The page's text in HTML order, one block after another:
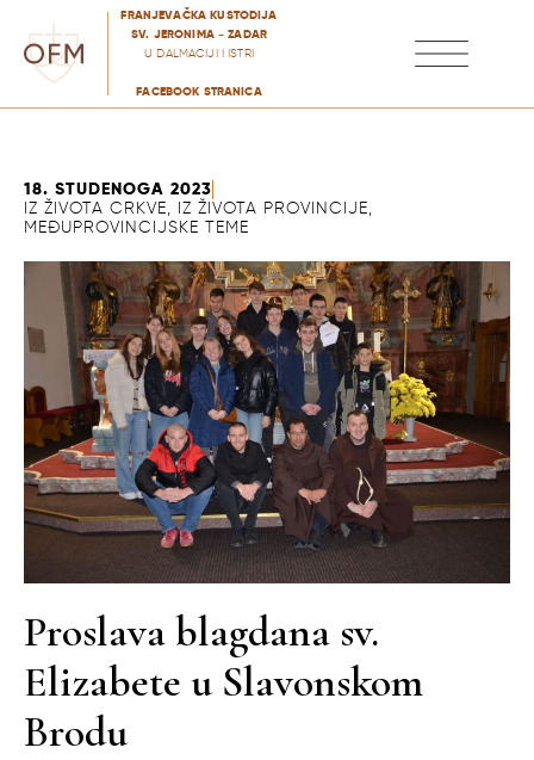
FRANJEVAČKA KUSTODIJA
SV. JERONIMA - ZADAR
U DALMACIJI I ISTRI
FACEBOOK STRANICA
18. STUDENOGA 2023
IZ ŽIVOTA CRKVE, IZ ŽIVOTA PROVINCIJE,
MEĐUPROVINCIJSKE TEME
Proslava blagdana sv.
Elizabete u Slavonskom
Brodu